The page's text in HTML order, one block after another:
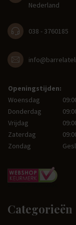
Nederland
038 - 3760185
Openingstijden:
Woensdag
Donderdag
Vrijdag
Zaterdag
Zondag
Categorieën